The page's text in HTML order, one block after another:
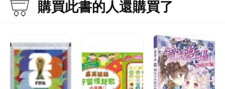
購買此書的人還購買了